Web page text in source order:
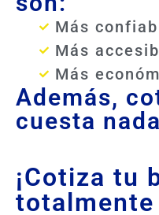
Más
Más
Más
Además,
cuesta
¡Cotiza tu